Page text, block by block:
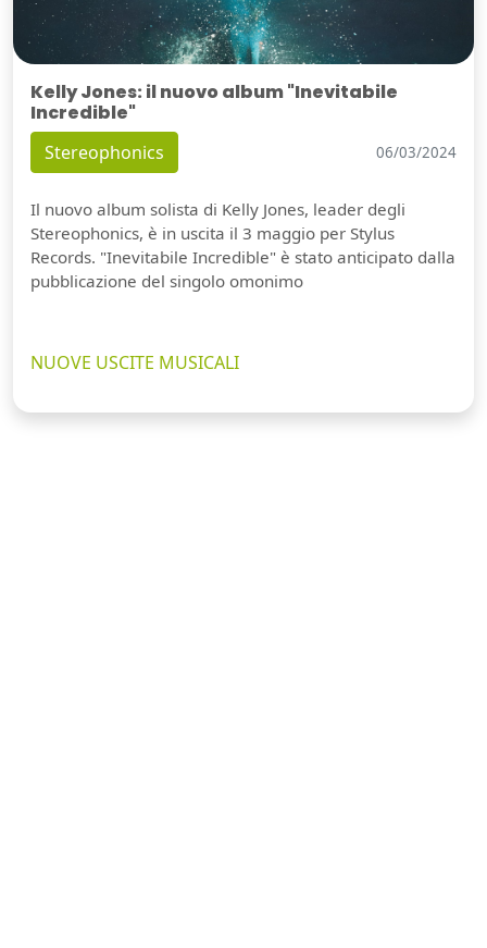
Kelly Jones: il nuovo album "Inevitabile
Incredible"
Stereophonics 06/03/2024
Il nuovo album solista di Kelly Jones, leader degli
Stereophonics, è in uscita il 3 maggio per Stylus
Records. "Inevitabile Incredible" è stato anticipato dalla
pubblicazione del singolo omonimo
NUOVE USCITE MUSICALI